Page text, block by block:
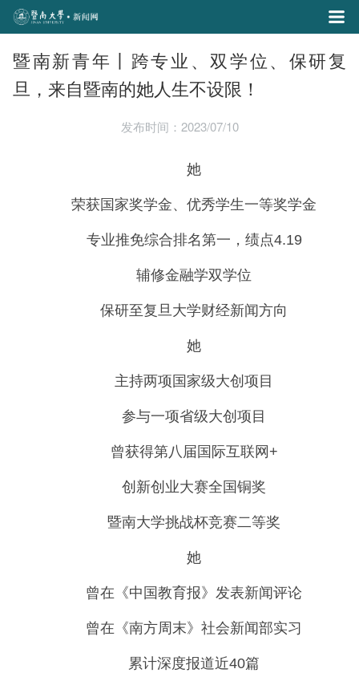
暨南新青年丨跨专业、双学位、保研复
旦，来自暨南的她人生不设限！
发布时间：2023/07/10
她
荣获国家奖学金、优秀学生一等奖学金
专业推免综合排名第一，绩点4.19
辅修金融学双学位
保研至复旦大学财经新闻方向
她
主持两项国家级大创项目
参与一项省级大创项目
曾获得第八届国际互联网+
创新创业大赛全国铜奖
暨南大学挑战杯竞赛二等奖
她
曾在《中国教育报》发表新闻评论
曾在《南方周末》社会新闻部实习
累计深度报道近40篇